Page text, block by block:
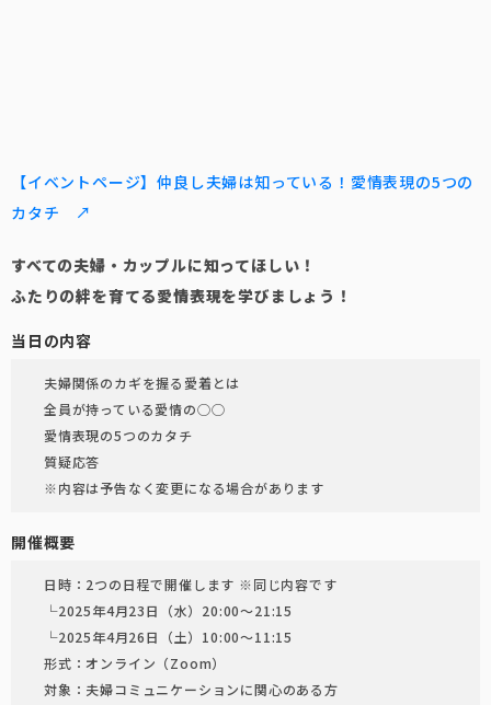
【イベントページ】仲良し夫婦は知っている！愛情表現の5つの
カタチ ↗
すべての夫婦・カップルに知ってほしい！
ふたりの絆を育てる愛情表現を学びましょう！
当日の内容
夫婦関係のカギを握る愛着とは
全員が持っている愛情の◯◯
愛情表現の5つのカタチ
質疑応答
※内容は予告なく変更になる場合があります
開催概要
日時：2つの日程で開催します ※同じ内容です
└2025年4月23日（水）20:00〜21:15
└2025年4月26日（土）10:00〜11:15
形式：オンライン（Zoom）
対象：夫婦コミュニケーションに関心のある方